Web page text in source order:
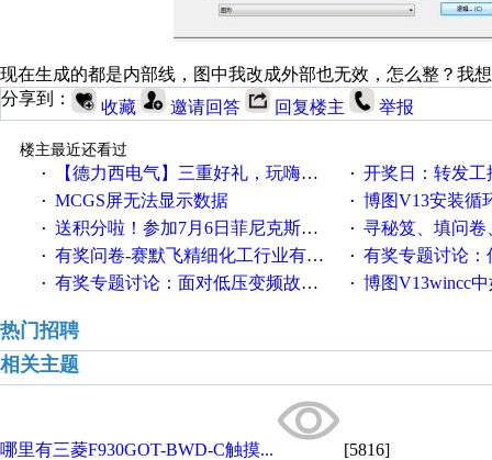
现在生成的都是内部线，图中我改成外部也无效，怎么整？我
分享到：
收藏 邀请回答 回复楼主 举报
楼主最近还看过
·
【德力西电气】三重好礼，玩嗨夏日！ · 开奖日：转发工控速派
· MCGS屏无法显示数据 · 博图V13安装循环重启
· 送积分啦！参加7月6日菲尼克斯在线研讨会即得 · 寻秘笈、填问卷
· 有奖问卷-赛默飞精细化工行业有奖调查来袭！ · 有奖专题讨论：伺服选择
· 有奖专题讨论：面对低压变频故障，老手是这样解决的！ · 博图V13wincc中如何
热门招聘
相关主题
哪里有三菱F930GOT-BWD-C触摸... [5816]